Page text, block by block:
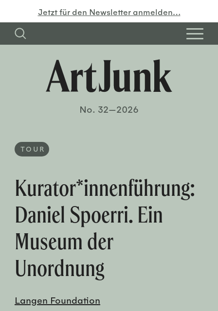
Jetzt für den Newsletter anmelden…
No. 32—2026
TOUR
Kurator*innenführung:
Daniel Spoerri. Ein
Museum der
Unordnung
Langen Foundation